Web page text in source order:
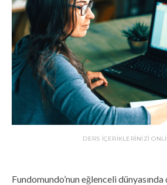
DERS İÇERIKLERINIZI
Fundomundo’nun eğlenceli